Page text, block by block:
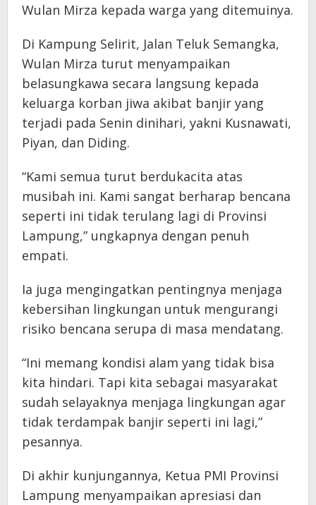
Wulan Mirza kepada warga yang ditemuinya.
Di Kampung Selirit, Jalan Teluk Semangka,
Wulan Mirza turut menyampaikan
belasungkawa secara langsung kepada
keluarga korban jiwa akibat banjir yang
terjadi pada Senin dinihari, yakni Kusnawati,
Piyan, dan Diding.
“Kami semua turut berdukacita atas
musibah ini. Kami sangat berharap bencana
seperti ini tidak terulang lagi di Provinsi
Lampung,” ungkapnya dengan penuh
empati.
Ia juga mengingatkan pentingnya menjaga
kebersihan lingkungan untuk mengurangi
risiko bencana serupa di masa mendatang.
“Ini memang kondisi alam yang tidak bisa
kita hindari. Tapi kita sebagai masyarakat
sudah selayaknya menjaga lingkungan agar
tidak terdampak banjir seperti ini lagi,”
pesannya.
Di akhir kunjungannya, Ketua PMI Provinsi
Lampung menyampaikan apresiasi dan